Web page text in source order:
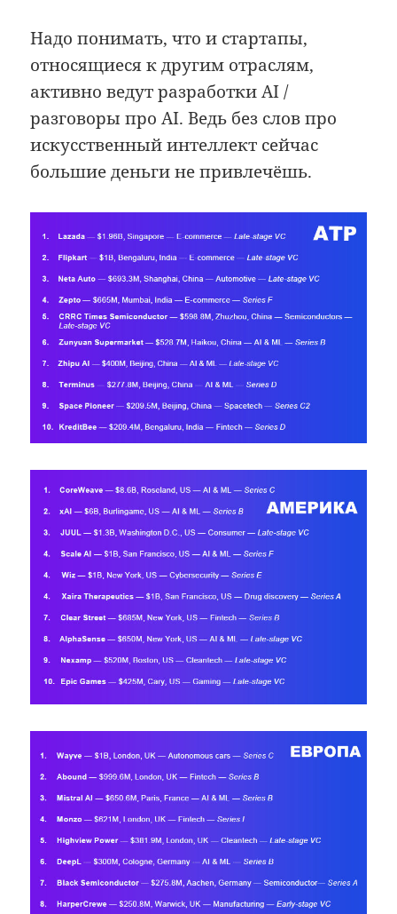
Надо понимать, что и стартапы,
относящиеся к другим отраслям,
активно ведут разработки AI /
разговоры про AI. Ведь без слов про
искусственный интеллект сейчас
большие деньги не привлечёшь.